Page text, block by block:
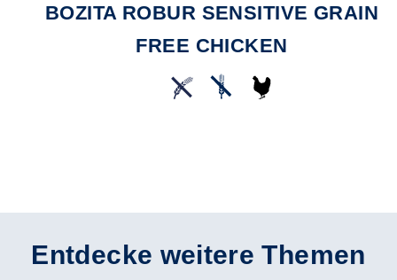
BOZITA ROBUR SENSITIVE GRAIN
FREE CHICKEN
Entdecke weitere Themen